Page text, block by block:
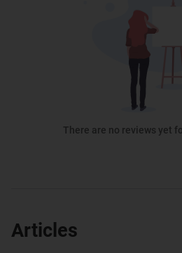
There are no reviews yet
Articles